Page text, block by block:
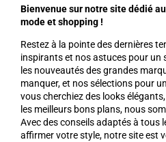
Bienvenue sur notre site dédié
mode et shopping !
Restez à la pointe des dernières
inspirants et nos astuces pour un
les nouveautés des grandes
manquer, et nos sélections pour
vous cherchiez des looks
les meilleurs bons plans, nous
Avec des conseils adaptés à tous
affirmer votre style, notre site est